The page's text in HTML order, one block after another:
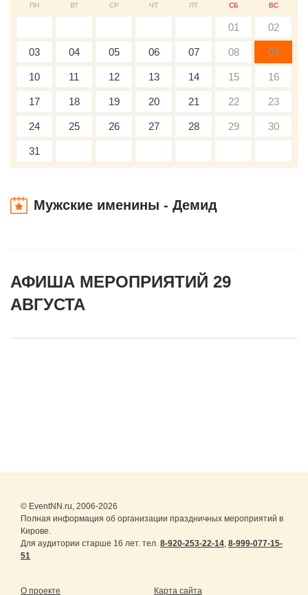
ПН ВТ СР ЧТ ПТ СБ ВС
01 02
03 04 05 06 07 08 09
10 11 12 13 14 15 16
17 18 19 20 21 22 23
24 25 26 27 28 29 30
31
Мужские именины - Демид
АФИША МЕРОПРИЯТИЙ 29
АВГУСТА
© EventNN.ru, 2006-2026
Полная информация об организации праздничных мероприятий в
Кирове.
Для аудитории старше 16 лет. тел. 8-920-253-22-14, 8-999-077-15-
51
О проекте Карта сайта